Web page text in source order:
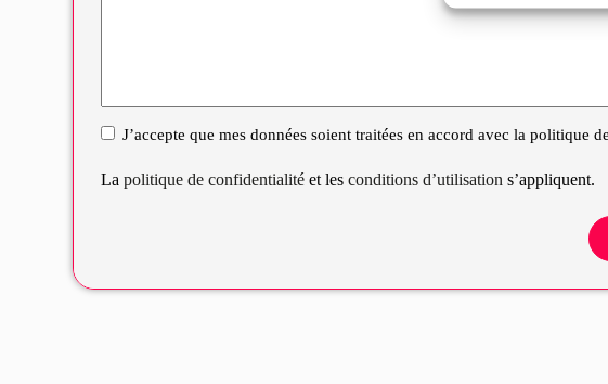
RGPDJ’accepte que mes données soient traitées en accord avec la politique
Lapolitique de confidentialité et lesconditions d’utilisations’appliquent.